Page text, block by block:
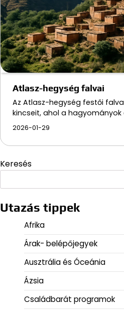
Atlasz-hegység falvai
Az Atlasz-hegység festői
kincseit, ahol a
2026-01-29
Keresés
Utazás tippek
Afrika
Árak- belépőjegyek
Ausztrália és Óceánia
Ázsia
Családbarát programok